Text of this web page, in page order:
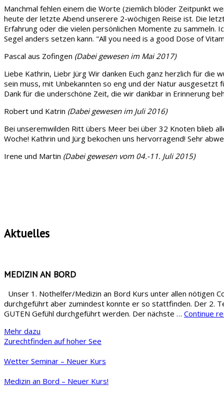
Manchmal fehlen einem die Worte (ziemlich blöder Zeitpunkt
heute der letzte Abend unserere 2-wöchigen Reise ist. Die
Erfahrung oder die vielen persönlichen Momente zu sammeln.
Segel anders setzen kann. "All you need is a good Dose of
Pascal aus Zofingen (Dabei gewesen im Mai 2017)
Liebe Kathrin, Liebr Jürg Wir danken Euch ganz herzlich für
sein muss, mit Unbekannten so eng und der Natur ausgesetzt
Dank für die underschöne Zeit, die wir dankbar in Erinnerung
Robert und Katrin (Dabei gewesen im Juli 2016)
Bei unseremwilden Ritt übers Meer bei über 32 Knoten blieb
Woche! Kathrin und Jürg bekochen uns hervorragend! Sehr
Irene und Martin (Dabei gewesen vom 04.-11. Juli 2015)
Aktuelles
MEDIZIN AN BORD
Unser 1. Nothelfer/Medizin an Bord Kurs unter allen nötigen
durchgeführt aber zumindest konnte er so stattfinden. Der 2.
GUTEN Gefühl durchgeführt werden. Der nächste … Continue
Mehr dazu
Zurechtfinden auf hoher See
Wetter Seminar – Neuer Kurs
Medizin an Bord – Neuer Kurs!